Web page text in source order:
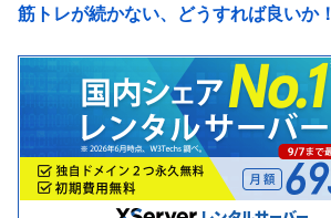
筋トレが続かない、どうすれば良いか！